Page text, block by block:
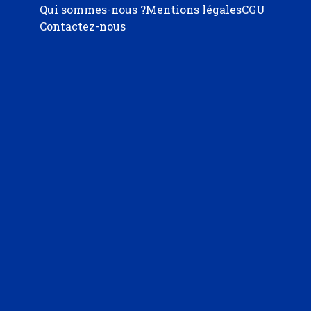
Qui sommes-nous ?Mentions légalesCGU
Contactez-nous